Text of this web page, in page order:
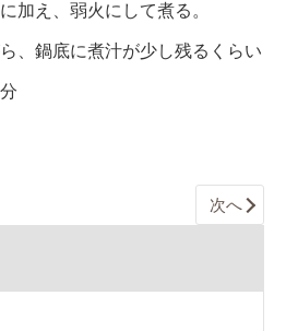
加え、弱火にして煮る。
、鍋底に煮汁が少し残るくらい
次へ